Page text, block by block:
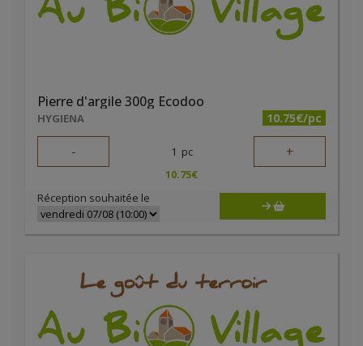
Pierre d'argile 300g Ecodoo
HYGIENA 10.75€/pc
- 1 pc +
10.75€
Réception souhaitée le